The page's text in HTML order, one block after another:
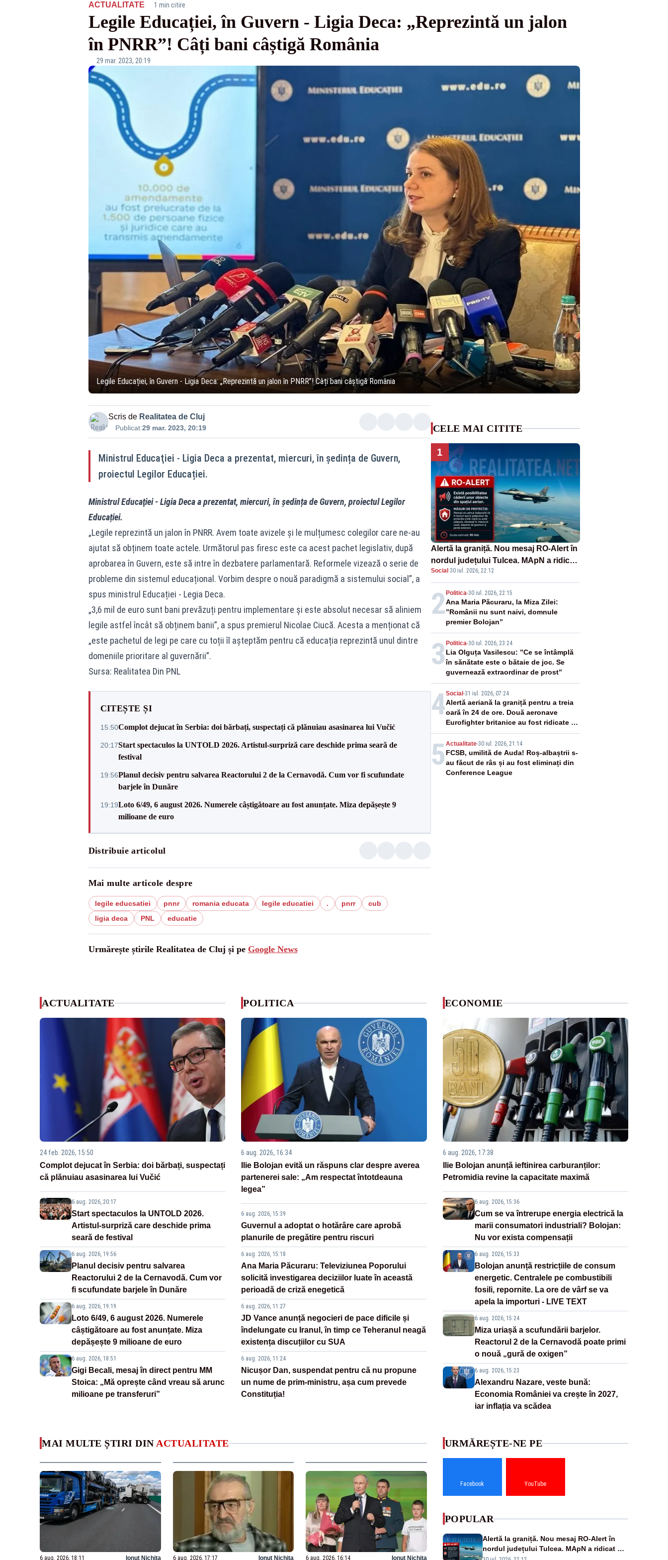
ACTUALITATE· 1 min citire
Legile Educației, în Guvern - Ligia Deca: „Reprezintă un jalon
în PNRR”! Câți bani câștigă România
29 mar. 2023, 20:19
Legile Educației, în Guvern - Ligia Deca: „Reprezintă un jalon în PNRR”! Câți bani câștigă România
Scris de Realitatea de Cluj
Publicat:29 mar. 2023, 20:19
Ministrul Educaţiei - Ligia Deca a prezentat, miercuri, în ședința de Guvern,
proiectul Legilor Educației.
Ministrul Educaţiei - Ligia Deca a prezentat, miercuri, în ședința de Guvern, proiectul Legilor
Educației.
„Legile reprezintă un jalon în PNRR. Avem toate avizele și le mulțumesc colegilor care ne-au
ajutat să obținem toate actele. Următorul pas firesc este ca acest pachet legislativ, după
aprobarea în Guvern, este să intre în dezbatere parlamentară. Reformele vizează o serie de
probleme din sistemul educațional. Vorbim despre o nouă paradigmă a sistemului social”, a
spus ministrul Educației - Legia Deca.
„3,6 mil de euro sunt bani prevăzuți pentru implementare și este absolut necesar să aliniem
legile astfel încât să obținem banii”, a spus premierul Nicolae Ciucă. Acesta a menționat că
„este pachetul de legi pe care cu toții îl așteptăm pentru că educația reprezintă unul dintre
domeniile prioritare al guvernării”.
Sursa: Realitatea Din PNL
CITEȘTE ȘI
15:50Complot dejucat în Serbia: doi bărbați, suspectați că plănuiau asasinarea lui Vučić
20:17Start spectaculos la UNTOLD 2026. Artistul-surpriză care deschide prima seară de
festival
19:56Planul decisiv pentru salvarea Reactorului 2 de la Cernavodă. Cum vor fi scufundate
barjele în Dunăre
19:19Loto 6/49, 6 august 2026. Numerele câștigătoare au fost anunțate. Miza depășește 9
milioane de euro
Distribuie articolul
Mai multe articole despre
legile educsatiei pnnr romania educata legile educatiei . pnrr
cub
ligia deca
PNL educatie
Urmărește știrile Realitatea de Cluj și pe Google News
CELE MAI CITITE
1
Alertă la graniță. Nou mesaj RO-Alert în
nordul județului Tulcea. MApN a ridicat
de la sol două avioane F-16
Social ·30 iul. 2026, 22:12
2 Politica-30 iul. 2026, 22:15
Ana Maria Păcuraru, la Miza Zilei:
”Românii nu sunt naivi, domnule
premier Bolojan”
3 Politica-30 iul. 2026, 23:24
Lia Olguța Vasilescu: ”Ce se întâmplă
în sănătate este o bătaie de joc. Se
guvernează extraordinar de prost”
4Social -31 iul. 2026, 07:24
Alertă aeriană la graniță pentru a treia
oară în 24 de ore. Două aeronave
Eurofighter britanice au fost ridicate de
la sol
5 Actualitate-30 iul. 2026, 21:14
FCSB, umilită de Auda! Roș-albaștrii s-
au făcut de râs și au fost eliminați din
Conference League
ACTUALITATE
24 feb. 2026, 15:50
Complot dejucat în Serbia: doi bărbați, suspectați
că plănuiau asasinarea lui Vučić
6 aug. 2026, 20:17
Start spectaculos la UNTOLD 2026.
Artistul-surpriză care deschide prima
seară de festival
6 aug. 2026, 19:56
Planul decisiv pentru salvarea
Reactorului 2 de la Cernavodă. Cum vor
fi scufundate barjele în Dunăre
6 aug. 2026, 19:19
Loto 6/49, 6 august 2026. Numerele
câștigătoare au fost anunțate. Miza
depășește 9 milioane de euro
6 aug. 2026, 18:51
Gigi Becali, mesaj în direct pentru MM
Stoica: „Mă oprește când vreau să arunc
milioane pe transferuri”
POLITICA
6 aug. 2026, 16:34
Ilie Bolojan evită un răspuns clar despre averea
partenerei sale: „Am respectat întotdeauna
legea”
6 aug. 2026, 15:39
Guvernul a adoptat o hotărâre care aprobă
planurile de pregătire pentru riscuri
6 aug. 2026, 15:18
Ana Maria Păcuraru: Televiziunea Poporului
solicită investigarea deciziilor luate în această
perioadă de criză enegetică
6 aug. 2026, 11:27
JD Vance anunță negocieri de pace dificile și
îndelungate cu Iranul, în timp ce Teheranul neagă
existența discuțiilor cu SUA
6 aug. 2026, 11:24
Nicușor Dan, suspendat pentru că nu propune
un nume de prim-ministru, așa cum prevede
Constituția!
ECONOMIE
6 aug. 2026, 17:38
Ilie Bolojan anunță ieftinirea carburanților:
Petromidia revine la capacitate maximă
6 aug. 2026, 15:36
Cum se va întrerupe energia electrică la
marii consumatori industriali? Bolojan:
Nu vor exista compensații
6 aug. 2026, 15:33
Bolojan anunță restricțiile de consum
energetic. Centralele pe combustibili
fosili, repornite. La ore de vârf se va
apela la importuri - LIVE TEXT
6 aug. 2026, 15:24
Miza uriașă a scufundării barjelor.
Reactorul 2 de la Cernavodă poate primi
o nouă „gură de oxigen”
6 aug. 2026, 15:23
Alexandru Nazare, veste bună:
Economia României va crește în 2027,
iar inflația va scădea
MAI MULTE ȘTIRI DIN ACTUALITATE
6 aug. 2026, 18:11 Ionuț Nichita 6 aug. 2026, 17:17 Ionuț Nichita 6 aug. 2026, 16:14 Ionuț Nichita
URMĂREȘTE-NE PE
Facebook YouTube
POPULAR
Alertă la graniță. Nou mesaj RO-Alert în
nordul județului Tulcea. MApN a ridicat de